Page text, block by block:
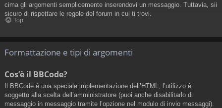
cima gli argomenti semplicemente inserendovi un messaggio. Tuttavia, sii
sicuro di rispettare le regole del forum in cui ti trovi.
Top
Formattazione e tipi di argomenti
Cos’è il BBCode?
Il BBCode è una speciale implementazione dell’HTML; l’utilizzo è
soggetto alla scelta dell’amministratore (puoi anche disabilitarlo di
messaggio in messaggio tramite l’opzione nel modulo di invio messaggi).